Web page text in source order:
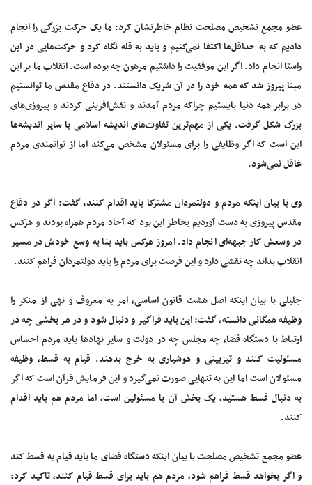
عضو مجمع تشخیص مصلحت نظام خاطرنشان کرد: ما یک حرکت بزرگی را انجام
دادیم که به حداقل‌ها اکتفا نمی‌کنیم و باید به قله نگاه کرد و حرکت‌هایی در این
راستا انجام داد. اگر این موفقیت را داشتیم مرهون چه بوده است. انقلاب ما بر این
مبنا پیروز شد که همه خود را در آن شریک دانستند. در دفاع مقدس ما توانستیم
در برابر همه دنیا بایستیم چراکه مردم آمدند و نقش‌افرینی کردند و پیروزی‌های
بزرگ شکل گرفت. یکی از مهم‌ترین تفاوت‌های اندیشه اسلامی با سایر اندیشه‌ها
این است که اگر وظایفی را برای مسئولان مشخص می‌کند اما از توانمندی مردم
غافل نمی‌شود.
وی با بیان اینکه مردم و دولتمردان مشترکا باید اقدام کنند، گفت: اگر در دفاع
مقدس پیروزی به دست آوردیم بخاطر این بود که آحاد مردم همراه بودند و هرکس
در وسعش کار جبهه‌ای انجام داد. امروز هرکس باید بنا به وسع خودش در مسیر
انقلاب بداند چه نقشی دارد و این فرصت برای مردم را باید دولتمردان فراهم کنند.
جلیلی با بیان اینکه اصل هشت قانون اساسی، امر به معروف و نهی از منکر را
وظیفه همگانی دانسته، گفت: این باید فراگیر و دنبال شود و در هر بخشی چه در
ارتباط با دستگاه قضا، چه مجلس چه در دولت و سایر نهادها باید مردم احساس
مسئولیت کنند و تیزبینی و هوشیاری به خرج بدهند. قیام به قسط، وظیفه
مسئولان است اما این به تنهایی صورت نمی‌گیرد و این فرمایش قرآن است که اگر
به دنبال قسط هستید، یک بخش آن با مسئولین است، اما مردم هم باید اقدام
کنند.
عضو مجمع تشخیص مصلحت با بیان اینکه دستگاه قضای ما باید قیام به قسط کند
و اگر بخواهد قسط فراهم شود، مردم هم باید برای قسط قیام کنند، تاکید کرد: